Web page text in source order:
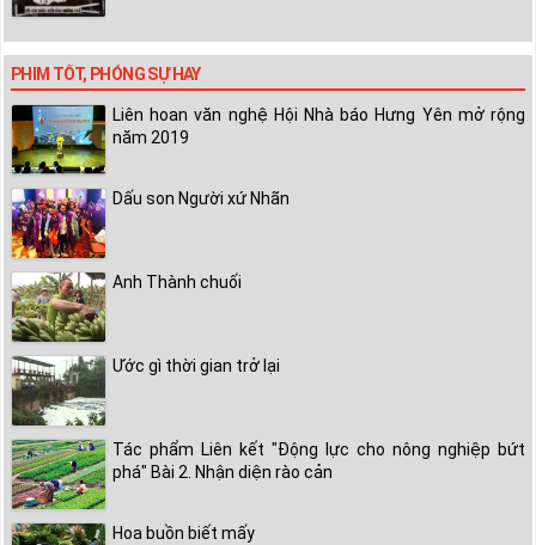
PHIM TỐT, PHÓNG SỰ HAY
Liên hoan văn nghệ Hội Nhà báo Hưng Yên mở rộng
năm 2019
Dấu son Người xứ Nhãn
Anh Thành chuối
Ước gì thời gian trở lại
Tác phẩm Liên kết "Động lực cho nông nghiệp bứt
phá" Bài 2. Nhận diện rào cản
Hoa buồn biết mấy